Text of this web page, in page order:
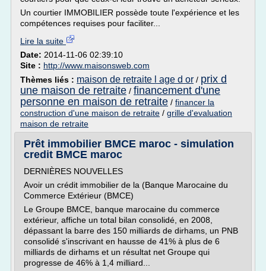
Un courtier IMMOBILIER possède toute l'expérience et les
compétences requises pour faciliter...
Lire la suite
Date: 2014-11-06 02:39:10
Site : http://www.maisonsweb.com
Thèmes liés : maison de retraite l age d or / prix d
une maison de retraite / financement d'une
personne en maison de retraite / financer la
construction d'une maison de retraite / grille d'evaluation
maison de retraite
Prêt immobilier BMCE maroc - simulation
credit BMCE maroc
DERNIÈRES NOUVELLES
Avoir un crédit immobilier de la (Banque Marocaine du
Commerce Extérieur (BMCE)
Le Groupe BMCE, banque marocaine du commerce
extérieur, affiche un total bilan consolidé, en 2008,
dépassant la barre des 150 milliards de dirhams, un PNB
consolidé s'inscrivant en hausse de 41% à plus de 6
milliards de dirhams et un résultat net Groupe qui
progresse de 46% à 1,4 milliard...